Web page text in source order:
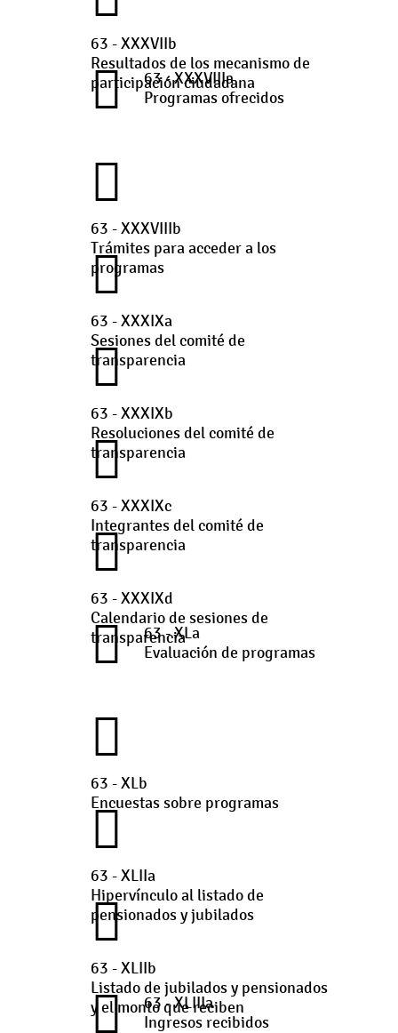
63 - XXXVIIb
Resultados de los mecanismo de
participación ciudadana
63 - XXXVIIIa
Programas ofrecidos
63 - XXXVIIIb
Trámites para acceder a los
programas
63 - XXXIXa
Sesiones del comité de
transparencia
63 - XXXIXb
Resoluciones del comité de
transparencia
63 - XXXIXc
Integrantes del comité de
transparencia
63 - XXXIXd
Calendario de sesiones de
transparencia
63 - XLa
Evaluación de programas
63 - XLb
Encuestas sobre programas
63 - XLIIa
Hipervínculo al listado de
pensionados y jubilados
63 - XLIIb
Listado de jubilados y pensionados
y el monto que reciben
63 - XLIIIa
Ingresos recibidos